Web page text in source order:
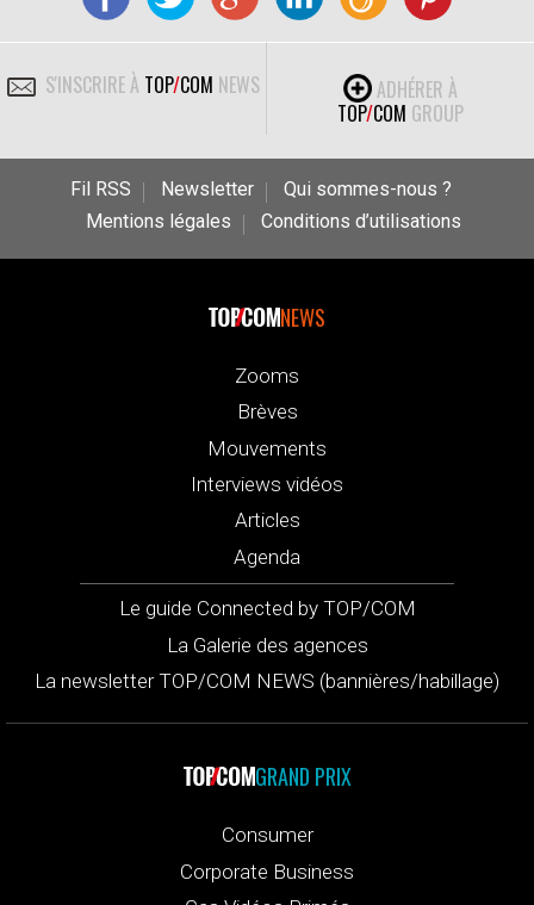
S'INSCRIRE À TOP/COM NEWS
ADHÉRER À
TOP/COM GROUP
Fil RSS Newsletter
Qui sommes-nous ?
Mentions légales
Conditions d’utilisations
NEWS
Zooms
Brèves
Mouvements
Interviews vidéos
Articles
Agenda
Le guide Connected by TOP/COM
La Galerie des agences
La newsletter TOP/COM NEWS (bannières/habillage)
GRAND PRIX
Consumer
Corporate Business